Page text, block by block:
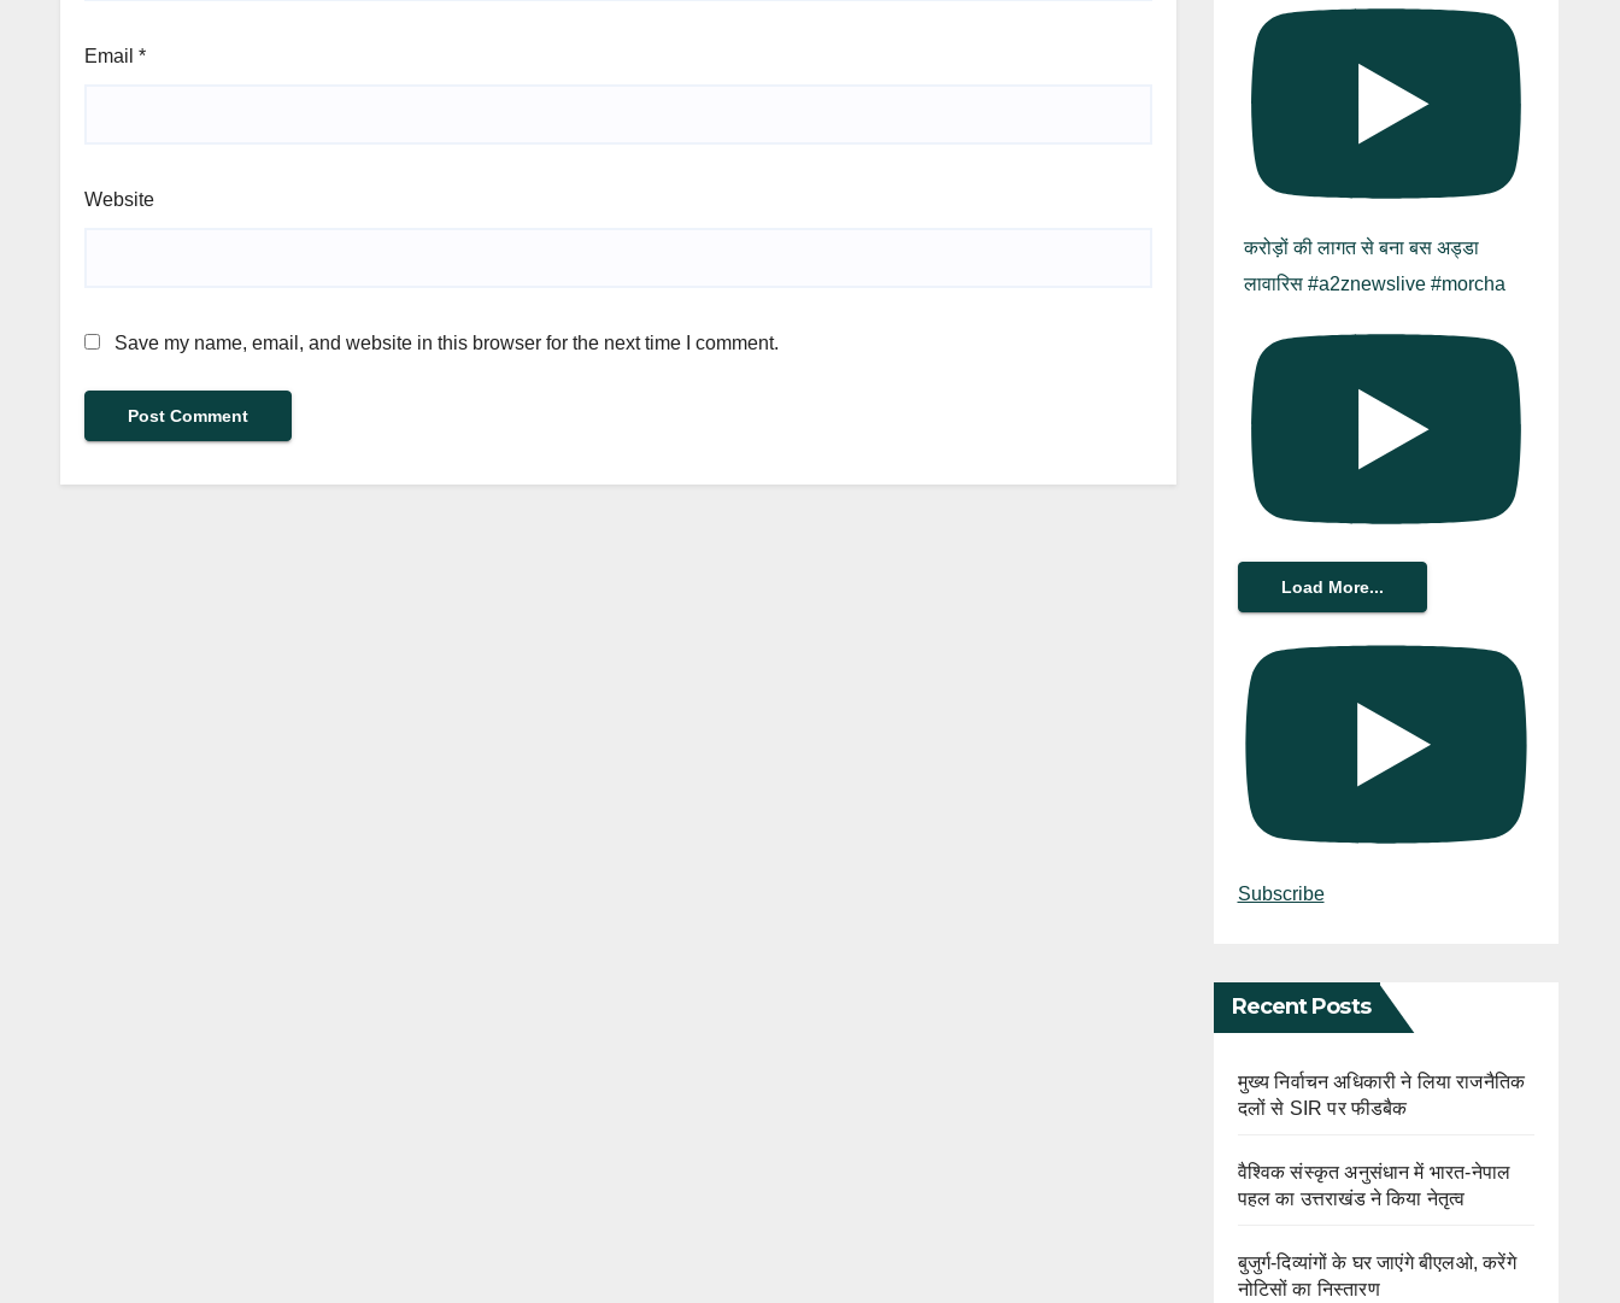
Email *
Website
Save my name, email, and website in this browser for the next time I comment.
करोड़ों की लागत से बना बस अड्डा
लावारिस #a2znewslive #morcha
Load More...
Subscribe
Recent Posts
मुख्य निर्वाचन अधिकारी ने लिया राजनैतिक
दलों से SIR पर फीडबैक
वैश्विक संस्कृत अनुसंधान में भारत-नेपाल
पहल का उत्तराखंड ने किया नेतृत्व
बुजुर्ग-दिव्यांगों के घर जाएंगे बीएलओ, करेंगे
नोटिसों का निस्तारण